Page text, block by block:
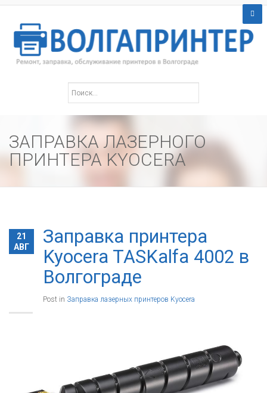
ЗАПРАВКА ЛАЗЕРНОГО
ПРИНТЕРА KYOCERA
21
АВГ
Заправка принтера
Kyocera TASKalfa 4002 в
Волгограде
Post in Заправка лазерных принтеров Kyocera